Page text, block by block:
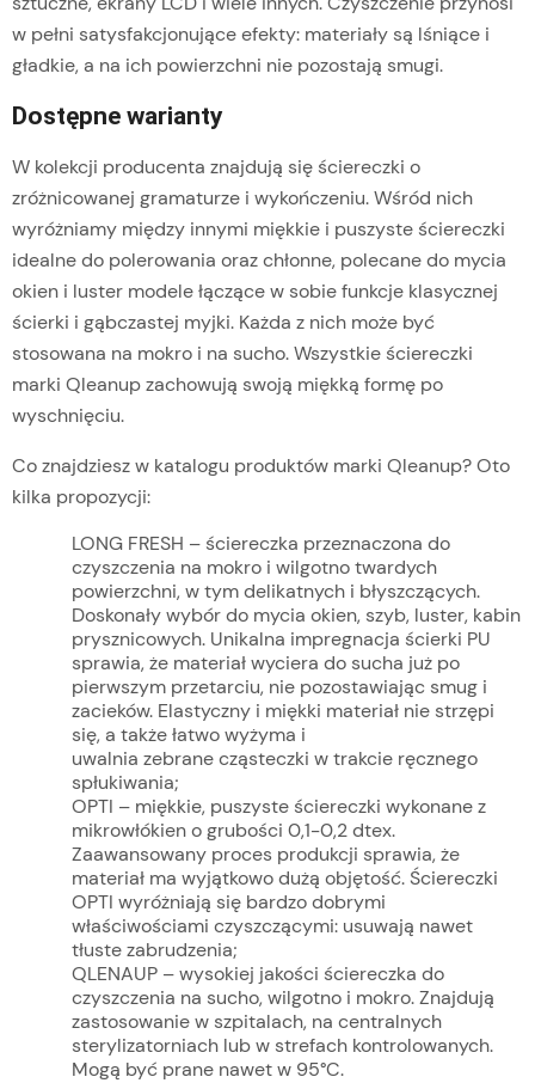
w pełni satysfakcjonujące efekty: materiały są lśniące i
gładkie, a na ich powierzchni nie pozostają smugi.
Dostępne warianty
W kolekcji producenta znajdują się ściereczki o
zróżnicowanej gramaturze i wykończeniu. Wśród nich
wyróżniamy między innymi miękkie i puszyste ściereczki
idealne do polerowania oraz chłonne, polecane do mycia
okien i luster modele łączące w sobie funkcje klasycznej
ścierki i gąbczastej myjki. Każda z nich może być
stosowana na mokro i na sucho. Wszystkie ściereczki
marki Qleanup zachowują swoją miękką formę po
wyschnięciu.
Co znajdziesz w katalogu produktów marki Qleanup? Oto
kilka propozycji:
LONG FRESH – ściereczka przeznaczona do
czyszczenia na mokro i wilgotno twardych
powierzchni, w tym delikatnych i błyszczących.
Doskonały wybór do mycia okien, szyb, luster, kabin
prysznicowych. Unikalna impregnacja ścierki PU
sprawia, że materiał wyciera do sucha już po
pierwszym przetarciu, nie pozostawiając smug i
zacieków. Elastyczny i miękki materiał nie strzępi
się, a także łatwo wyżyma i
uwalnia zebrane cząsteczki w trakcie ręcznego
spłukiwania;
OPTI – miękkie, puszyste ściereczki wykonane z
mikrowłókien o grubości 0,1-0,2 dtex.
Zaawansowany proces produkcji sprawia, że
materiał ma wyjątkowo dużą objętość. Ściereczki
OPTI wyróżniają się bardzo dobrymi
właściwościami czyszczącymi: usuwają nawet
tłuste zabrudzenia;
QLENAUP – wysokiej jakości ściereczka do
czyszczenia na sucho, wilgotno i mokro. Znajdują
zastosowanie w szpitalach, na centralnych
sterylizatorniach lub w strefach kontrolowanych.
Mogą być prane nawet w 95°C.